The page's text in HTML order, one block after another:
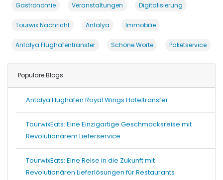
Gastronomie Veranstaltungen Digitalisierung
Tourwix Nachricht Antalya Immobilie
Antalya Flughafentransfer Schöne Worte Paketservice
Populare Blogs
Antalya Flughafen Royal Wings Hoteltransfer
TourwixEats: Eine Einzigartige Geschmacksreise mit
Revolutionärem Lieferservice
TourwixEats: Eine Reise in die Zukunft mit
Revolutionären Lieferlösungen für Restaurants